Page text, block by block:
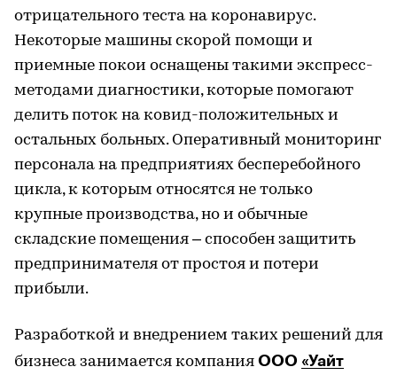
отрицательного теста на коронавирус.
Некоторые машины скорой помощи и
приемные покои оснащены такими экспресс-
методами диагностики, которые помогают
делить поток на ковид-положительных и
остальных больных. Оперативный мониторинг
персонала на предприятиях бесперебойного
цикла, к которым относятся не только
крупные производства, но и обычные
складские помещения – способен защитить
предпринимателя от простоя и потери
прибыли.
Разработкой и внедрением таких решений для
бизнеса занимается компания ООО «Уайт